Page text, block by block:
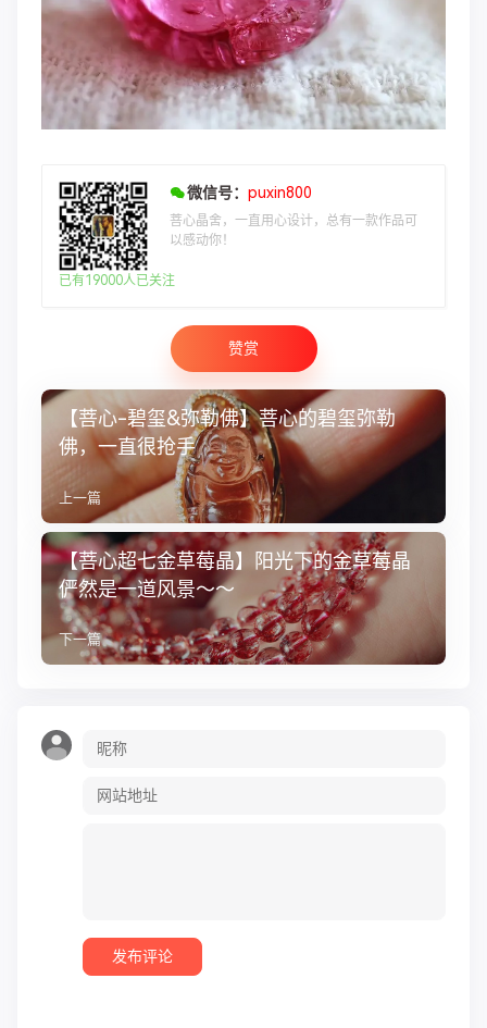
微信号： puxin800
菩心晶舍，一直用心设计，总有一款作品可
以感动你！
已有19000人已关注
赞赏
【菩心-碧玺&弥勒佛】菩心的碧玺弥勒
佛，一直很抢手
上一篇
【菩心超七金草莓晶】阳光下的金草莓晶
俨然是一道风景～～
下一篇